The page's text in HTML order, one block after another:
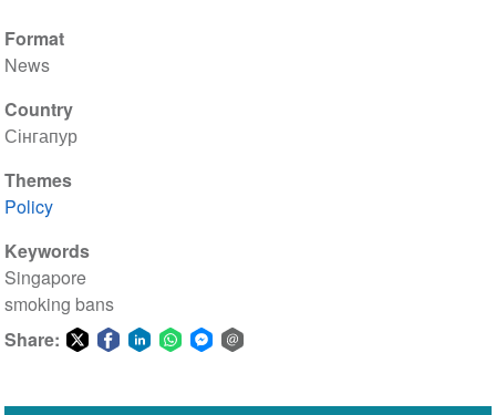
Format
News
Country
Сінгапур
Themes
Policy
Keywords
Singapore
smoking bans
Share: